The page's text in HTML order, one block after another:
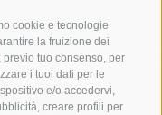
cookie e tecnologie
la fruizione dei
tuo consenso, per
i tuoi dati per le
e/o accedervi,
creare profili per
arresto